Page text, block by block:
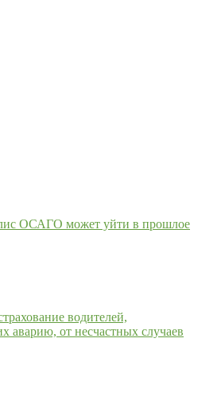
ОСАГО может уйти в прошлое
водителей,
аварию, от несчастных случаев